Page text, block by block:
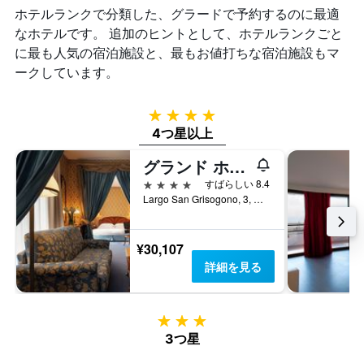
去
3
日
間
に
た
本
日
の
室
の
平
均
料
ご
と
の
カ
テ
表
し
て
い
ま
す。
表
の
Y
軸
軸
1
本
は、
宿
日
数
を
表
し
て
い
ま
す
表
ホテルランクで分類した、グラード​で予約するのに最適
なホテルです。 追加のヒントとして、ホテルランクごと
に最も人気の宿泊施設と、最もお値打ちな宿泊施設もマ
ークしています。
4つ星
4つ星以上
グランド ホテル アストリア
4つ星
すばらしい 8.4
Largo San Grisogono, 3, グラード, ゴリツィア県, イタリア
¥30,107
詳細を見る
3つ星
3つ星